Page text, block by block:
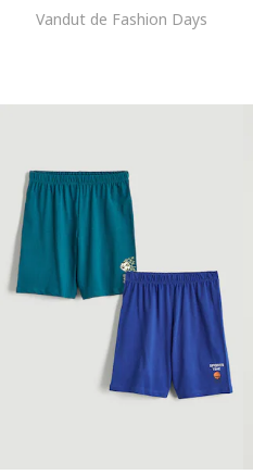
Vandut de Fashion Days